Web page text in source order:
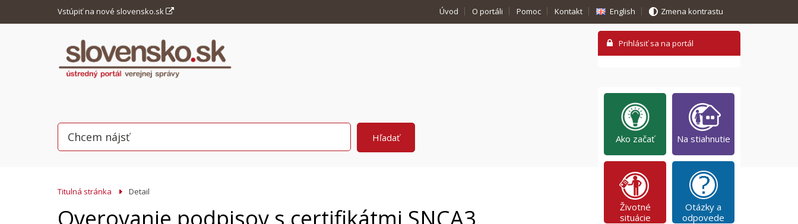
Vstúpiť na nové slovensko.sk Úvod O portáli Pomoc Kontakt English Zmena kontrastu
Titulná stránka Detail
Ako začať Na stiahnutie
Životné
situácie
Otázky a
odpovede